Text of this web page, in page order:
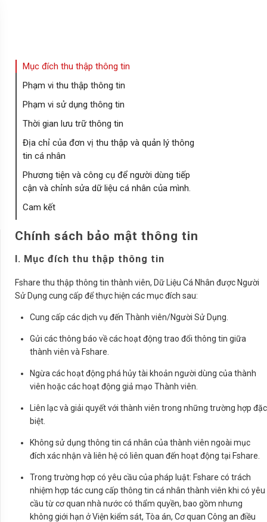
Mục đích thu thập thông tin
Phạm vi thu thập thông tin
Phạm vi sử dụng thông tin
Thời gian lưu trữ thông tin
Địa chỉ của đơn vị thu thập và quản lý thông
tin cá nhân
Phương tiện và công cụ để người dùng tiếp
cận và chỉnh sửa dữ liệu cá nhân của mình.
Cam kết
Chính sách bảo mật thông tin
I. Mục đích thu thập thông tin
Fshare thu thập thông tin thành viên, Dữ Liệu Cá Nhân được Người
Sử Dụng cung cấp để thực hiện các mục đích sau:
Cung cấp các dịch vụ đến Thành viên/Người Sử Dụng.
Gửi các thông báo về các hoạt động trao đổi thông tin giữa
thành viên và Fshare.
Ngừa các hoạt động phá hủy tài khoản người dùng của thành
viên hoặc các hoạt động giả mạo Thành viên.
Liên lạc và giải quyết với thành viên trong những trường hợp đặc
biệt.
Không sử dụng thông tin cá nhân của thành viên ngoài mục
đích xác nhận và liên hệ có liên quan đến hoạt động tại Fshare.
Trong trường hợp có yêu cầu của pháp luật: Fshare có trách
nhiệm hợp tác cung cấp thông tin cá nhân thành viên khi có yêu
cầu từ cơ quan nhà nước có thẩm quyền, bao gồm nhưng
không giới hạn ở Viện kiểm sát, Tòa án, Cơ quan Công an điều